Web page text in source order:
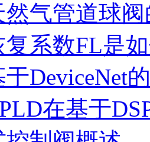
然气管道球
复系数FL是
DeviceNet
在基于